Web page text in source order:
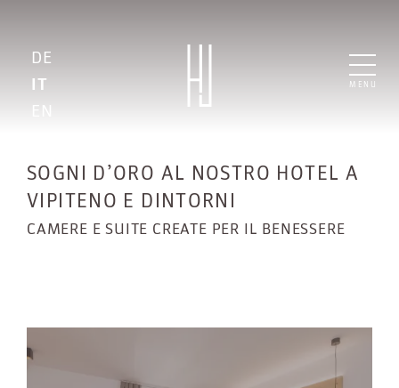
DE
IT
EN
MENU
SOGNI D’ORO AL NOSTRO HOTEL A
VIPITENO E DINTORNI
CAMERE E SUITE CREATE PER IL BENESSERE